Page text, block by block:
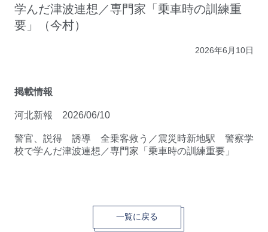
学んだ津波連想／専門家「乗車時の訓練重
要」（今村）
2026年6月10日
掲載情報
河北新報 2026/06/10
警官、説得 誘導 全乗客救う／震災時新地駅 警察学
校で学んだ津波連想／専門家「乗車時の訓練重要」
一覧に戻る